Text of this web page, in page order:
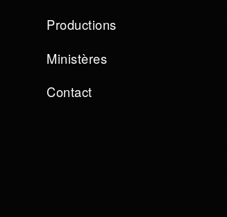
Productions
Ministères
Contact